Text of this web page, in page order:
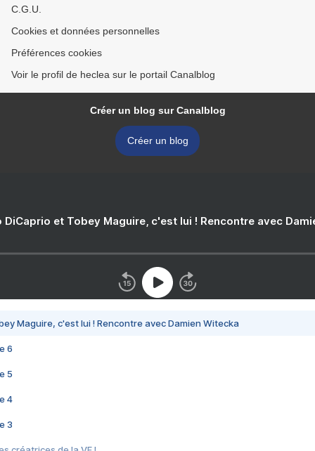
C.G.U.
Cookies et données personnelles
Préférences cookies
Voir le profil de heclea sur le portail Canalblog
Créer un blog sur Canalblog
Créer un blog
DiCaprio et Tobey Maguire, c'est lui ! Rencontre avec
Maguire, c'est lui ! Rencontre avec Damien Witecka
6
5
4
3